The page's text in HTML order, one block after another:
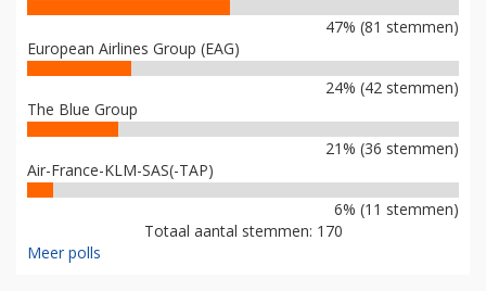
47% (81 stemmen)
European Airlines Group (EAG)
24% (42 stemmen)
The Blue Group
21% (36 stemmen)
Air-France-KLM-SAS(-TAP)
6% (11 stemmen)
Totaal aantal stemmen: 170
Meer polls